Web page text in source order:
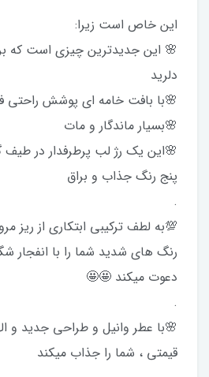
این خاص است زیرا:
🌸 این جدیدترین چیزی است که
دلرید
🌸با بافت خامه ای پوشش راحتی
🌸بسیار ماندگار و مات
🌸این یک رژ لب پرطرفدار در طیف
پنج رنگ جذاب و براق
.
💯به لطف ترکیبی ابتکاری از ریز
رنگ های شدید شما را با انفجار
دعوت میکند 🤩🤩
.
🌸با عطر وانیل و طراحی جدید و
قیمتی ، شما را جذاب میکند